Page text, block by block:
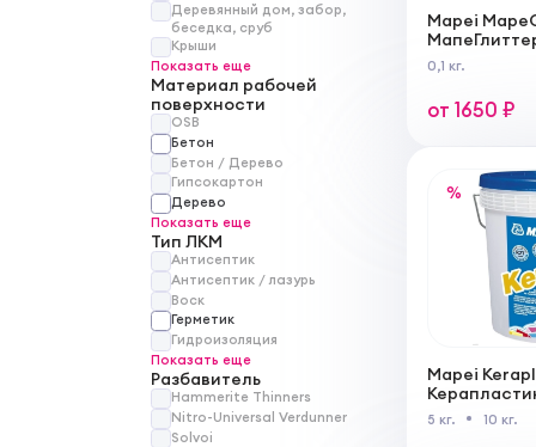
Деревянный дом, забор,
беседка, сруб
Крыши
Показать еще
Материал рабочей
поверхности
OSB
Бетон
Бетон / Дерево
Гипсокартон
Дерево
Показать еще
Тип ЛКМ
Антисептик
Антисептик / лазурь
Воск
Герметик
Гидроизоляция
Показать еще
Разбавитель
Hammerite Thinners
Nitro-Universal Verdunner
Solvoi
Mapei
добавка в
0,1 кг.
от 1650 ₽
%
Mapei
типа
5 кг. 10 кг.